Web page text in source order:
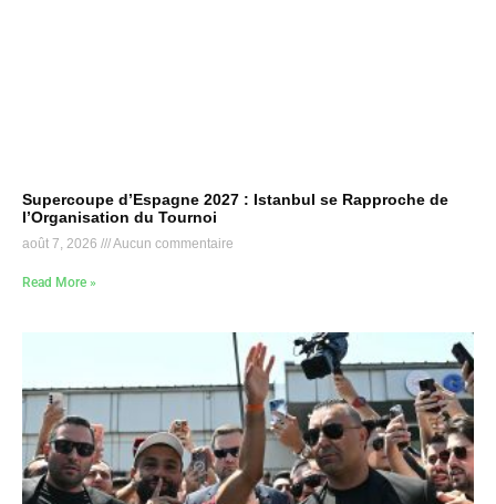
Supercoupe d’Espagne 2027 : Istanbul se Rapproche de
l’Organisation du Tournoi
août 7, 2026 Aucun commentaire
Read More »